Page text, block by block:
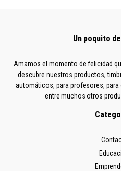
Un poquito
Amamos el momento de felicidad
descubre nuestros productos,
automáticos, para profesores,
entre muchos otros